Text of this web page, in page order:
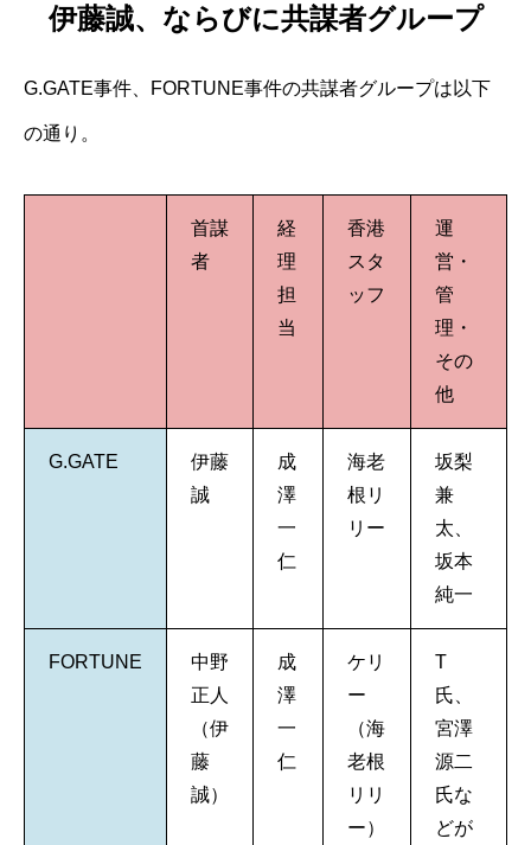
伊藤誠、ならびに共謀者グループ
G.GATE事件、FORTUNE事件の共謀者グループは以下
の通り。
首謀
者
経
理
担
当
香港
スタ
ッフ
運
営・
管
理・
その
他
G.GATE
伊藤
誠
成
澤
一
仁
海老
根リ
リー
坂梨
兼
太、
坂本
純一
FORTUNE
中野
正人
（伊
藤
誠）
成
澤
一
仁
ケリ
ー
（海
老根
リリ
ー）
T
氏、
宮澤
源二
氏な
どが